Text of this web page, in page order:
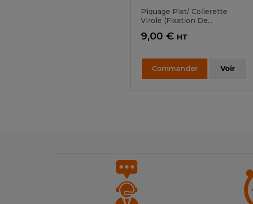
Piquage Plat/ Collerette
Virole (fixation De...
Prix
9,00 € HT
Commander Voir